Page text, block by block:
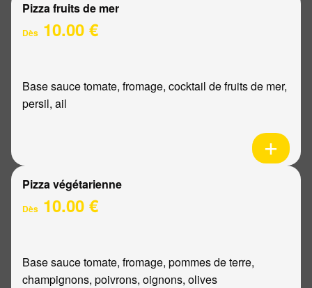
Pizza fruits de mer
Dès 10.00 €
Base sauce tomate, fromage, cocktail de fruits de mer,
persil, ail
Pizza végétarienne
Dès 10.00 €
Base sauce tomate, fromage, pommes de terre,
champignons, poivrons, oignons, olives